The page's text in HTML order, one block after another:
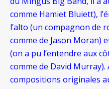
comme Hamiet Bluiett),
l’alto (un compagnon de
comme de Jason Moran)
(on a pu l’entendre aux
comme de David
compositions originales